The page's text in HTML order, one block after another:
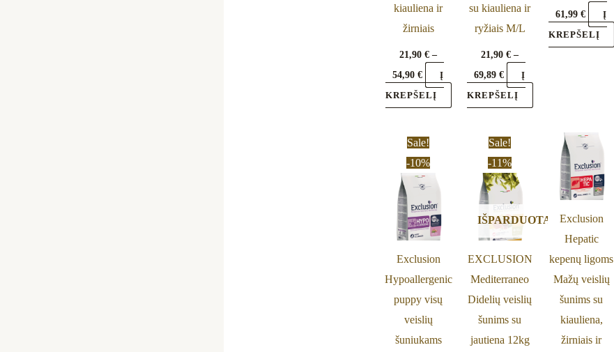
kiauliena ir
žirniais
21,90€ –
54,90€
Į
KREPŠELĮ
product
su kiauliena ir
ryžiais M/L
21,90€ –
69,89€
Į
KREPŠELĮ
61,99€
Į
KREPŠELĮ
Sale!
-10%
Exclusion
Hypoallergenic
puppy visų
veislių
šuniukams
Price
range:
23,90 €
through
76,79 €
multiple
variants.
options
may
chosen
Sale!
-11%
IŠPARDUOTA
EXCLUSION
Mediterraneo
Didelių veislių
šunims su
jautiena 12kg
Original
price
was:
62,00 €.
Current
54,99 €.
Exclusion
Hepatic
kepenų ligoms
Mažų veislių
šunims su
kiauliena,
žirniais ir